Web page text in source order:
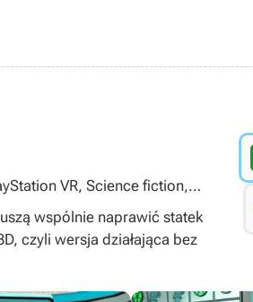
VR, Science fiction,
wspólnie naprawić statek
czyli wersja działająca bez